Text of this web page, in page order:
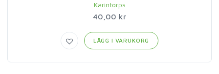
Karintorps
40,00 kr
LÄGG I VARUKORG